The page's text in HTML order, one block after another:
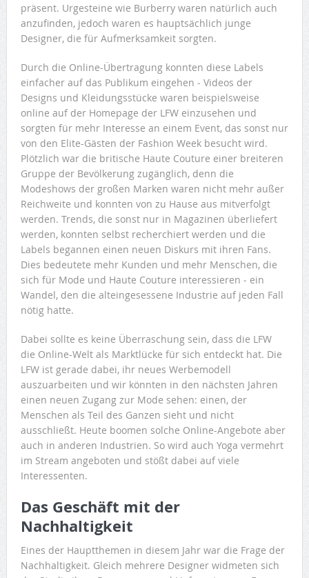
präsent. Urgesteine wie Burberry waren natürlich auch
anzufinden, jedoch waren es hauptsächlich junge
Designer, die für Aufmerksamkeit sorgten.
Durch die Online-Übertragung konnten diese Labels
einfacher auf das Publikum eingehen ‒ Videos der
Designs und Kleidungsstücke waren beispielsweise
online auf der Homepage der LFW einzusehen und
sorgten für mehr Interesse an einem Event, das sonst nur
von den Elite-Gästen der Fashion Week besucht wird.
Plötzlich war die britische Haute Couture einer breiteren
Gruppe der Bevölkerung zugänglich, denn die
Modeshows der großen Marken waren nicht mehr außer
Reichweite und konnten von zu Hause aus mitverfolgt
werden. Trends, die sonst nur in Magazinen überliefert
werden, konnten selbst recherchiert werden und die
Labels begannen einen neuen Diskurs mit ihren Fans.
Dies bedeutete mehr Kunden und mehr Menschen, die
sich für Mode und Haute Couture interessieren ‒ ein
Wandel, den die alteingesessene Industrie auf jeden Fall
nötig hatte.
Dabei sollte es keine Überraschung sein, dass die LFW
die Online-Welt als Marktlücke für sich entdeckt hat. Die
LFW ist gerade dabei, ihr neues Werbemodell
auszuarbeiten und wir könnten in den nächsten Jahren
einen neuen Zugang zur Mode sehen: einen, der
Menschen als Teil des Ganzen sieht und nicht
ausschließt. Heute boomen solche Online-Angebote aber
auch in anderen Industrien. So wird auch Yoga vermehrt
im Stream angeboten und stößt dabei auf viele
Interessenten.
Das Geschäft mit der
Nachhaltigkeit
Eines der Hauptthemen in diesem Jahr war die Frage der
Nachhaltigkeit. Gleich mehrere Designer widmeten sich